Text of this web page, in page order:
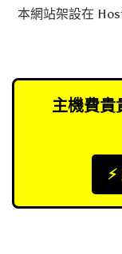
本網站架設在
主機費貴